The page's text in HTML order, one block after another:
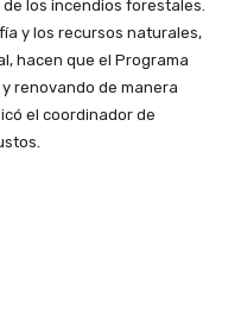
los incendios forestales.
y los recursos naturales,
hacen que el Programa
renovando de manera
el coordinador de